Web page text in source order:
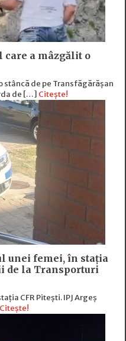
care a mâzgălit o
stâncă de pe Transfăgărășan
de […] Citește!
unei femei, în stația
de la Transporturi
CFR Pitești. IPJ Argeș
Citește!